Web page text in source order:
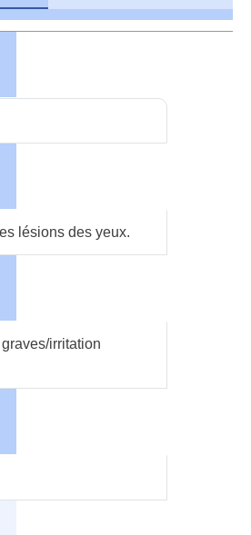
lésions des yeux.
irritation